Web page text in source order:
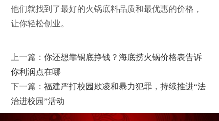
他们就找到了最好的火锅底料品质和最优惠的价格，
让你轻松创业。
上一篇：你还想靠锅底挣钱？海底捞火锅价格表告诉
你利润点在哪
下一篇：福建严打校园欺凌和暴力犯罪，持续推进“法
治进校园”活动